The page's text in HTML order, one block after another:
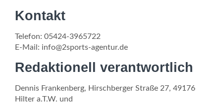
Kontakt
Telefon: 05424-3965722
E-Mail: info@2sports-agentur.de
Redaktionell verantwortlich
Dennis Frankenberg, Hirschberger Straße 27, 49176
Hilter a.T.W. und